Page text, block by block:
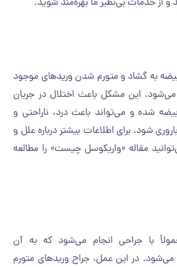
به گشاد و متورم شدن وریدهای موجود
این مشکل باعث اختلال در جریان
شده و می‌تواند باعث درد، ناراحتی و
شود. برای اطلاعات بیشتر درباره علل و
مقاله «واریکوسل چیست» را مطالعه
با جراحی انجام می‌شود که به آن
می‌شود. در این عمل، جراح وریدهای متورم